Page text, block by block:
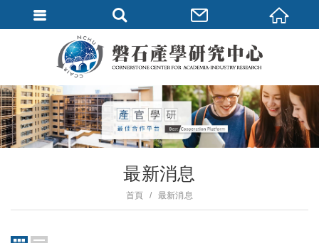
最新消息
首頁 最新消息